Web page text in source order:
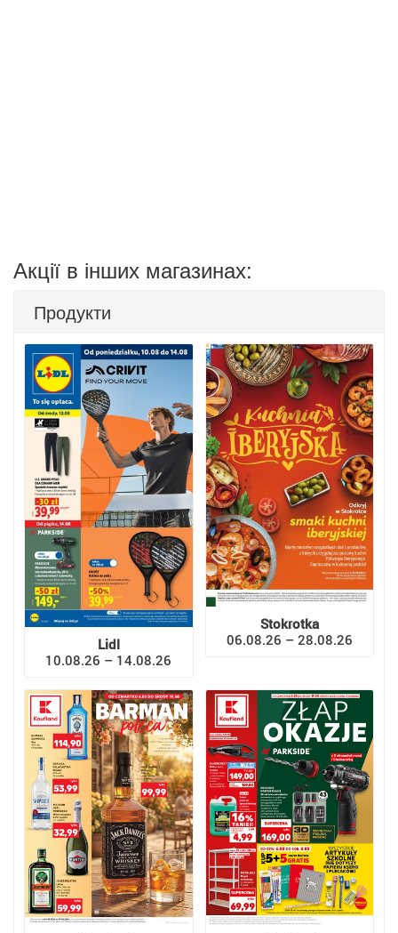
Акції в інших магазинах:
Продукти
Lidl
10.08.26 – 14.08.26
Stokrotka
06.08.26 – 28.08.26